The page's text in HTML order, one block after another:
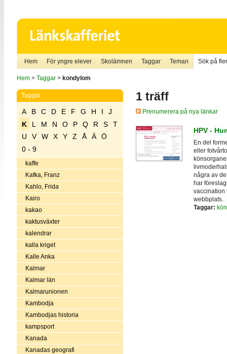
Hem För yngre elever Skolämnen Taggar Teman Sök på
Hem> Taggar> kondylom
Taggar
A B C D E F G H I
J
K
L M N O P Q R S
T
U
V W X Y Z Å Ä
Ö
0 - 9
kaffe
Kafka, Franz
Kahlo, Frida
Kairo
kakao
kaktusväxter
kalendrar
kalla kriget
Kalle Anka
Kalmar
Kalmar län
Kalmarunionen
Kambodja
Kambodjas historia
kampsport
Kanada
Kanadas geografi
1 träff
Prenumerera på nya länkar
HPV -
En del
eller
några av
har
vaccination
webbplats.
Taggar: